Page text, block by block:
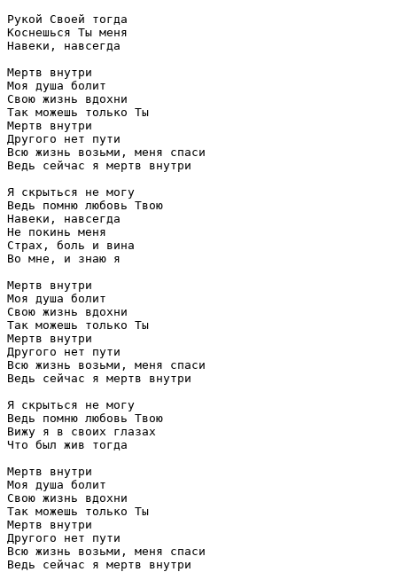
Рукой Своей тогда
Коснешься Ты меня
Навеки, навсегда
Мертв внутри
Моя душа болит
Свою жизнь вдохни
Так можешь только Ты
Мертв внутри
Другого нет пути
Всю жизнь возьми, меня спаси
Ведь сейчас я мертв внутри
Я скрыться не могу
Ведь помню любовь Твою
Навеки, навсегда
Не покинь меня
Страх, боль и вина
Во мне, и знаю я
Мертв внутри
Моя душа болит
Свою жизнь вдохни
Так можешь только Ты
Мертв внутри
Другого нет пути
Всю жизнь возьми, меня спаси
Ведь сейчас я мертв внутри
Я скрыться не могу
Ведь помню любовь Твою
Вижу я в своих глазах
Что был жив тогда
Мертв внутри
Моя душа болит
Свою жизнь вдохни
Так можешь только Ты
Мертв внутри
Другого нет пути
Всю жизнь возьми, меня спаси
Ведь сейчас я мертв внутри